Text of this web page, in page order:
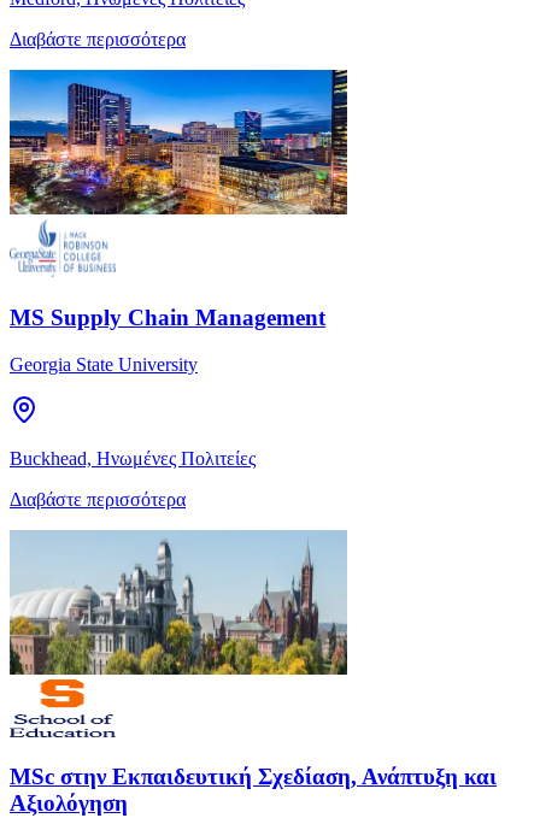
Διαβάστε περισσότερα
MS Supply Chain Management
Georgia State University
Buckhead, Ηνωμένες Πολιτείες
Διαβάστε περισσότερα
MSc στην Εκπαιδευτική Σχεδίαση, Ανάπτυξη και
Αξιολόγηση